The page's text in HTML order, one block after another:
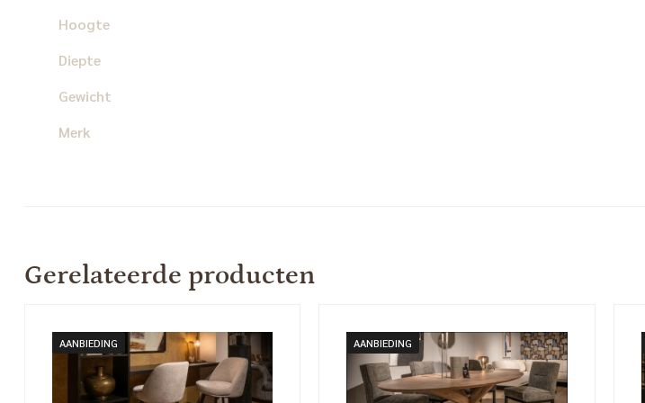
Hoogte
Diepte
Gewicht
Merk
Gerelateerde producten
AANBIEDING AANBIEDING